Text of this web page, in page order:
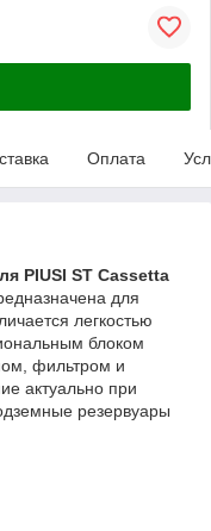
Оплата
PIUSI ST Cassetta
для
легкостью
блоком
фильтром и
актуально при
резервуары